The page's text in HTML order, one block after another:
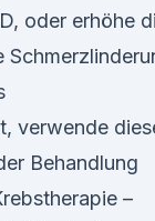
oder erhöhe
verwende
Behandlung
–